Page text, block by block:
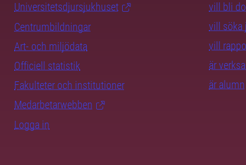
Universitetsdjursjukhuset
Centrumbildningar
Art- och miljödata
Officiell statistik
Fakulteter och institutioner
Medarbetarwebben
Logga in
vill bli
vill söka
vill
är
är alumn